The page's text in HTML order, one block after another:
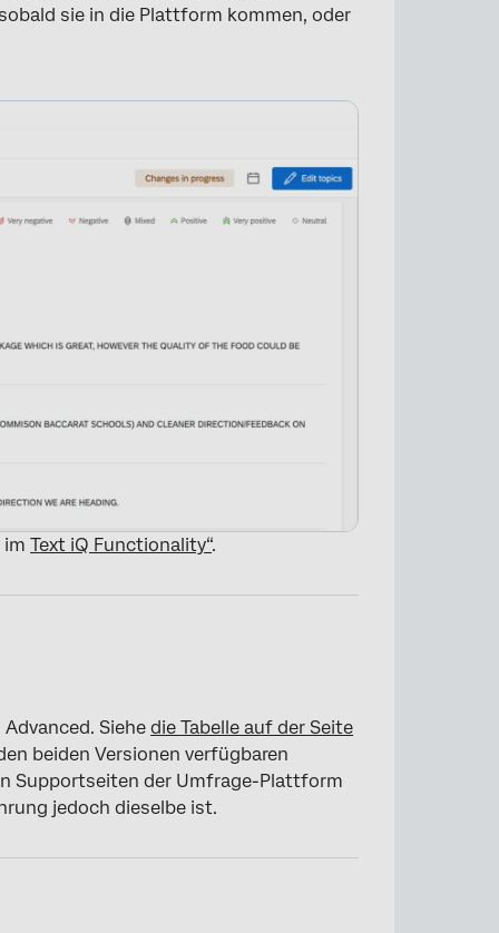
sie in die Plattform kommen, oder
imText iQ Functionality“.
Advanced. Siehedie Tabelle auf der Seite
beiden Versionen verfügbaren
Supportseiten der Umfrage-Plattform
jedoch dieselbe ist.